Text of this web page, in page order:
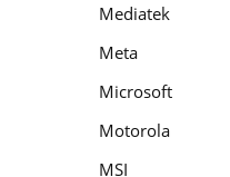
Mediatek
Meta
Microsoft
Motorola
MSI